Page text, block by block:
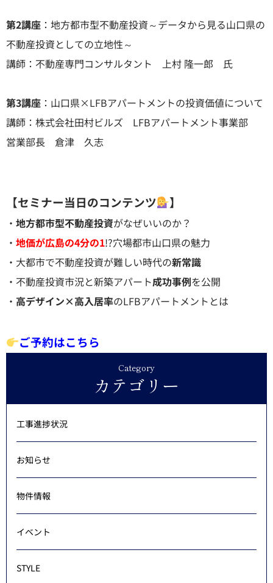
第2講座 ：地方都市型不動産投資～データから見る山口県の
不動産投資としての立地性～
講師：不動産専門コンサルタント 上村 隆一郎 氏
第3講座 ：山口県×LFBアパートメントの投資価値について
講師：株式会社田村ビルズ LFBアパートメント事業部
営業部長 倉津 久志
【セミナー当日のコンテンツ 】
・ 地方都市型不動産投資がなぜいいのか？
・ 地価が広島の4分の1!?穴場都市山口県の魅力
・大都市で不動産投資が難しい時代の新常識
・不動産投資市況と新築アパート成功事例を公開
・ 高デザイン×高入居率のLFBアパートメントとは
ご予約はこちら
Category
カテゴリー
工事進捗状況
お知らせ
物件情報
イベント
STYLE